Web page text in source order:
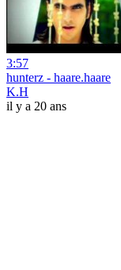
3:57
hunterz - haare.haare
K.H
il y a 20 ans